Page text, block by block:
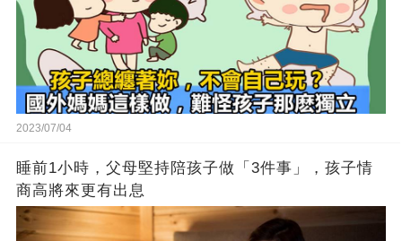
2023/07/04
睡前1小時，父母堅持陪孩子做「3件事」，孩子情
商高將來更有出息